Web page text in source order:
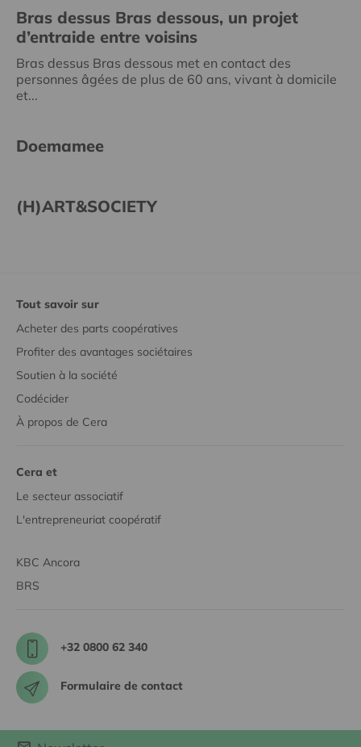
Bras dessus Bras dessous, un projet
d’entraide entre voisins
Bras dessus Bras dessous met en contact des
personnes âgées de plus de 60 ans, vivant à domicile
et...
Doemamee
(H)ART&SOCIETY
Tout savoir sur
Acheter des parts coopératives
Profiter des avantages sociétaires
Soutien à la société
Codécider
À propos de Cera
Cera et
Le secteur associatif
L'entrepreneuriat coopératif
KBC Ancora
BRS
+32 0800 62 340
Formulaire de contact